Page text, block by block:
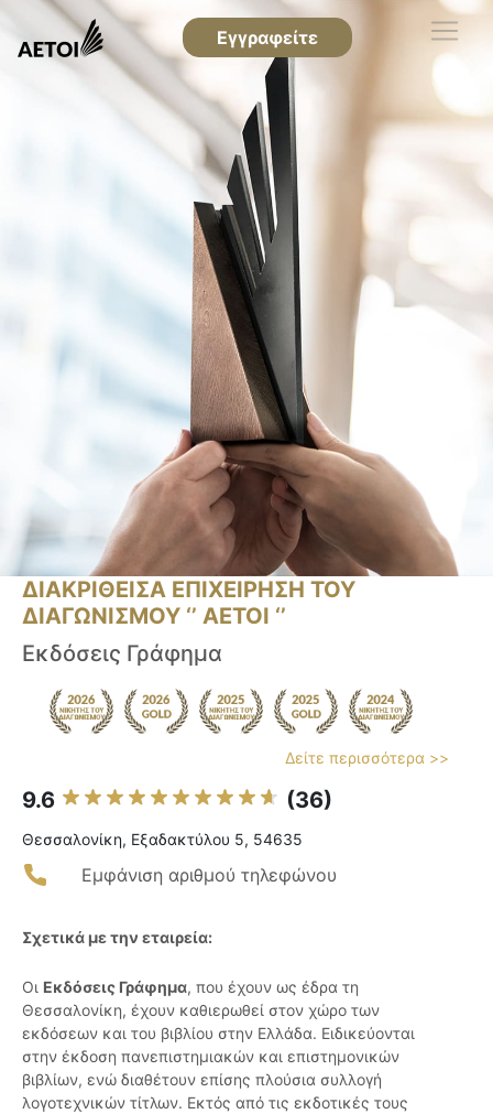
Εγγραφείτε
ΔΙΑΚΡΙΘΕΙΣΑ ΕΠΙΧΕΙΡΗΣΗ ΤΟΥ
ΔΙΑΓΩΝΙΣΜΟΥ ‘’ ΑΕΤΟΙ ‘’
Εκδόσεις Γράφημα
Δείτε περισσότερα >>
9.6 (36)
Θεσσαλονίκη, Εξαδακτύλου 5, 54635
Εμφάνιση αριθμού τηλεφώνου
Σχετικά με την εταιρεία:
Οι Εκδόσεις Γράφημα, που έχουν ως έδρα τη
Θεσσαλονίκη, έχουν καθιερωθεί στον χώρο των
εκδόσεων και του βιβλίου στην Ελλάδα. Ειδικεύονται
στην έκδοση πανεπιστημιακών και επιστημονικών
βιβλίων, ενώ διαθέτουν επίσης πλούσια συλλογή
λογοτεχνικών τίτλων. Εκτός από τις εκδοτικές τους